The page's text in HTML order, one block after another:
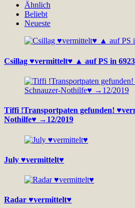
Ähnlich
Beliebt
Neueste
Csillag ♥vermittelt♥ ▲ auf PS in
Tiffi !Transportpaten gefunden!
Nothilfe♥ →12/2019
July ♥vermittelt♥
Radar ♥vermittelt♥